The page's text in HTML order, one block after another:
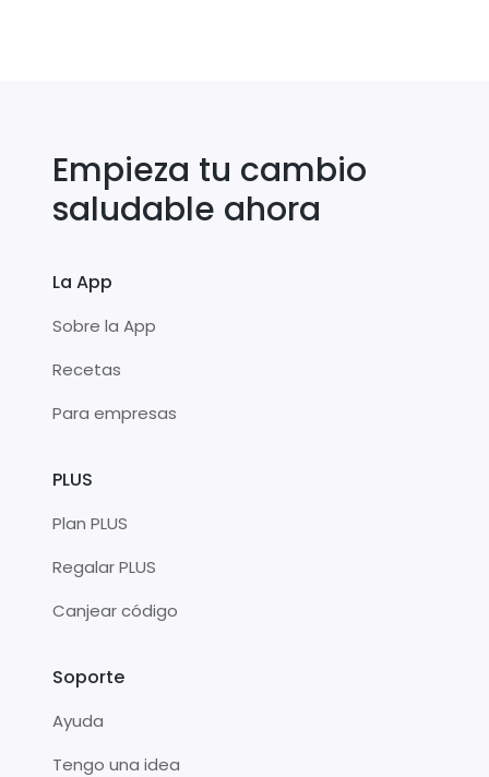
Empieza tu cambio
saludable ahora
La App
Sobre la App
Recetas
Para empresas
PLUS
Plan PLUS
Regalar PLUS
Canjear código
Soporte
Ayuda
Tengo una idea